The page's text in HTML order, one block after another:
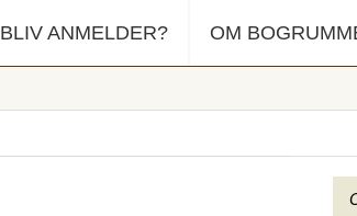
BLIV ANMELDER? OM